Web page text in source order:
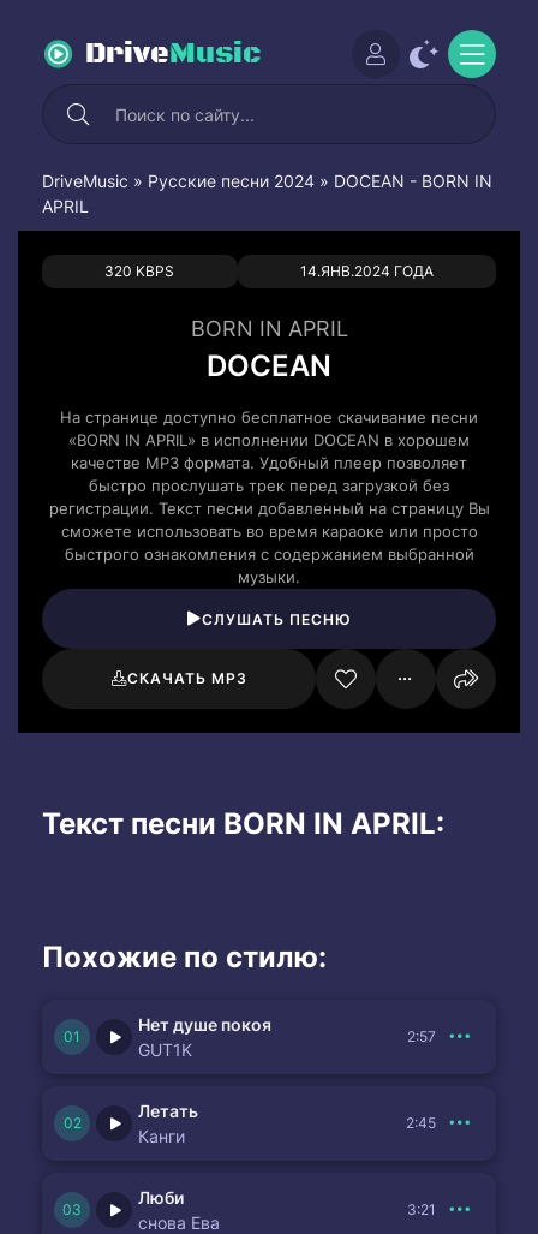
DriveMusic
DriveMusic » Русские песни 2024 » DOCEAN - BORN IN
APRIL
320 KBPS 14.ЯНВ.2024 ГОДА
0 0
BORN IN APRIL
DOCEAN
На странице доступно бесплатное скачивание песни
«BORN IN APRIL» в исполнении DOCEAN в хорошем
качестве MP3 формата. Удобный плеер позволяет
быстро прослушать трек перед загрузкой без
регистрации. Текст песни добавленный на страницу Вы
сможете использовать во время караоке или просто
быстрого ознакомления с содержанием выбранной
музыки.
СЛУШАТЬ ПЕСНЮ
СКАЧАТЬ MP3
Текст песни BORN IN APRIL:
Похожие по стилю:
Нет душе покоя
GUT1K
2:57
Летать
Канги
2:45
Люби
снова Ева
3:21